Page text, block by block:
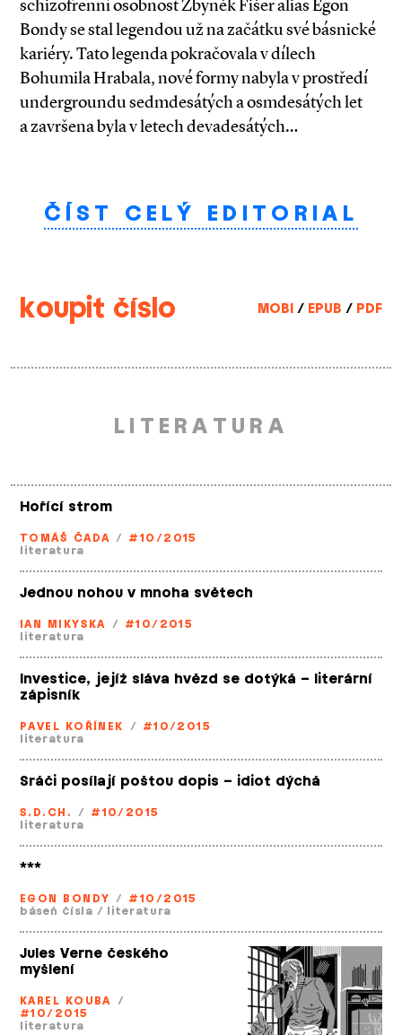
schizofrenní osobnost Zbyněk Fišer alias Egon
Bondy se stal legendou už na začátku své básnické
kariéry. Tato legenda pokračovala v dílech
Bohumila Hrabala, nové formy nabyla v prostředí
undergroundu sedmdesátých a osmdesátých let
a završena byla v letech devadesátých…
ČÍST CELÝ EDITORIAL
koupit číslo MOBI / EPUB / PDF
LITERATURA
Hořící strom
TOMÁŠ ČADA / #10/2015
literatura
Jednou nohou v mnoha světech
IAN MIKYSKA / #10/2015
literatura
Investice, jejíž sláva hvězd se dotýká – literární
zápisník
PAVEL KOŘÍNEK / #10/2015
literatura
Sráči posílají poštou dopis – idiot dýchá
S.D.CH. / #10/2015
literatura
***
EGON BONDY / #10/2015
báseň čísla / literatura
Jules Verne českého
myšlení
KAREL KOUBA /
#10/2015
literatura